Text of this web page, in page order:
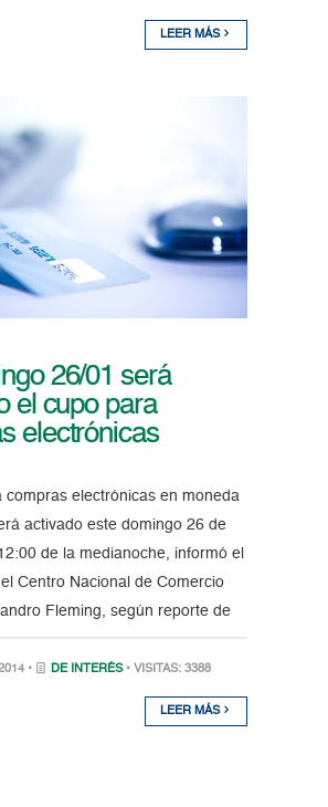
LEER MÁS
26/01 será
el cupo para
electrónicas
compras electrónicas en moneda
activado este domingo 26 de
de la medianoche, informó el
Centro Nacional de Comercio
Fleming, según reporte de
• DE INTERÉS • VISITAS: 3388
LEER MÁS